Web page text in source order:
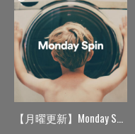
【月曜更新】Monday Spin